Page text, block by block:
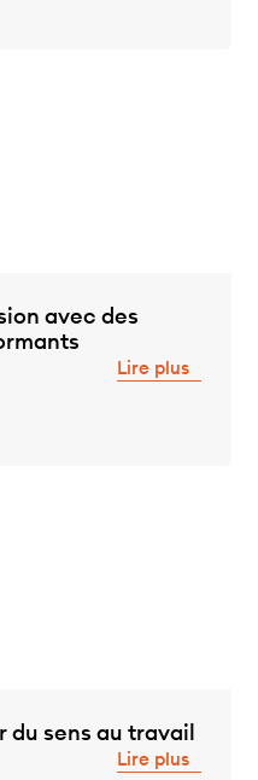
avec des
Lire plus
du sens au travail
Lire plus